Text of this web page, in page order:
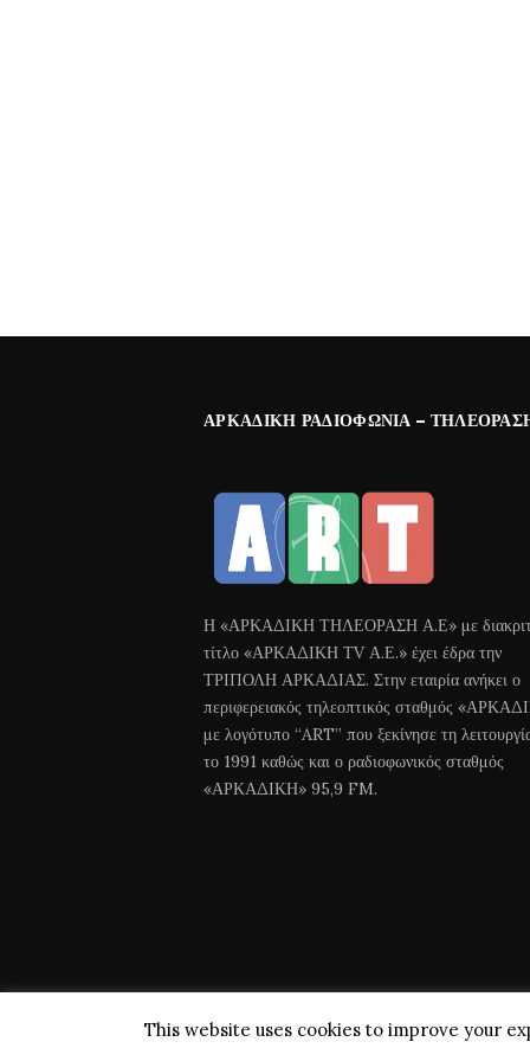
ΑΡΚΑΔΙΚΉ ΡΑΔΙΟΦΩΝΊΑ –
Η «ΑΡΚΑΔΙΚΗ ΤΗΛΕΟΡΑΣΗ Α.Ε» με
τίτλο «ΑΡΚΑΔΙΚΗ ΤV Α.Ε.» έχει έδρα την
ΤΡΙΠΟΛΗ ΑΡΚΑΔΙΑΣ. Στην εταιρία ανήκει ο
περιφερειακός τηλεοπτικός σταθμός
με λογότυπο “ART” που ξεκίνησε τη
το 1991 καθώς και ο ραδιοφωνικός σταθμός
«ΑΡΚΑΔΙΚΗ» 95,9 FM.
Arkadiki TV © 2018 All Rights Reserved
This website uses cookies to improve your